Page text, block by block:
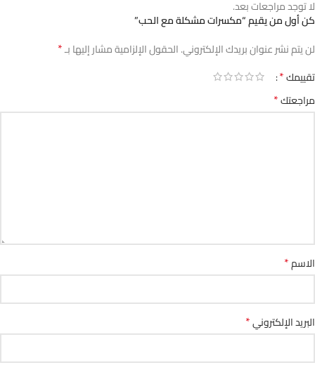
لا توجد مراجعات بعد.
كن أول من يقيم “مكسرات مشكلة مع الحب”
لن يتم نشر عنوان بريدك الإلكتروني.الحقول الإلزامية مشار إليها بـ*
تقييمك*
مراجعتك*
الاسم*
البريد الإلكتروني*